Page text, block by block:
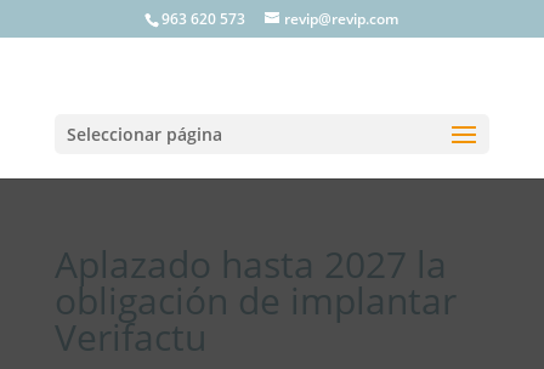
963 620 573 revip@revip.com
Seleccionar página
Aplazado hasta 2027 la
obligación de implantar
Verifactu